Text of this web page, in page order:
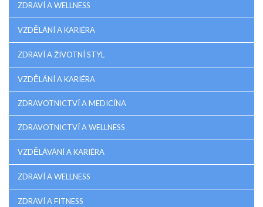
ZDRAVÍ A WELLNESS
VZDĚLÁNÍ A KARIÉRA
ZDRAVÍ A ŽIVOTNÍ STYL
VZDĚLÁNÍ A KARIÉRA
ZDRAVOTNICTVÍ A MEDICÍNA
ZDRAVOTNICTVÍ A WELLNESS
VZDĚLÁVÁNÍ A KARIÉRA
ZDRAVÍ A WELLNESS
ZDRAVÍ A FITNESS